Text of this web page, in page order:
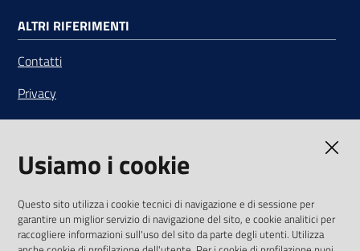
ALTRI RIFERIMENTI
Contatti
Privacy
Note legali
Media Policy
SEGUICI SU
Usiamo i cookie
Questo sito utilizza i cookie tecnici di navigazione e di sessione per
garantire un miglior servizio di navigazione del sito, e cookie analitici per
raccogliere informazioni sull'uso del sito da parte degli utenti. Utilizza